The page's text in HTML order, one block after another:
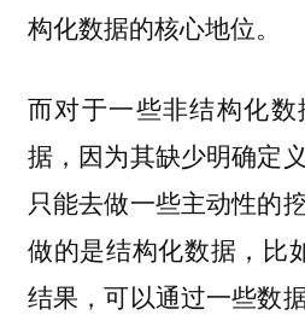
构化数据的核心地位。
而对于一些非结构化
据，因为其缺少明确定
只能去做一些主动性的
做的是结构化数据，比
结果，可以通过一些数